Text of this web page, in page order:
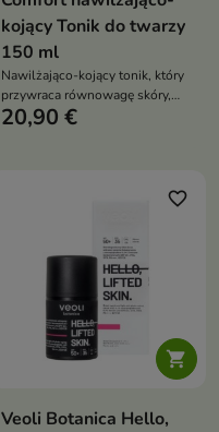
kojący Tonik do twarzy
150 ml
Nawilżająco-kojący tonik, który
przywraca równowagę skóry,
wzmacnia jej barierę ochronną i
20,90 €

favorite_border
Veoli Botanica Hello,